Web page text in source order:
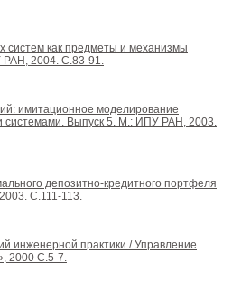
систем как предметы и механизмы
РАН, 2004. С.83-91.
имитационное моделирование
системами. Выпуск 5. М.: ИПУ РАН, 2003.
депозитно-кредитного портфеля
С.111-113.
инженерной практики / Управление
2000 С.5-7.